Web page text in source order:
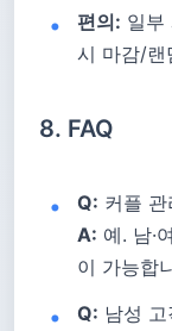
편의: 일부
시 마감/랜
8. FAQ
Q: 커플
A: 예. 남·
이 가능합
Q: 남성